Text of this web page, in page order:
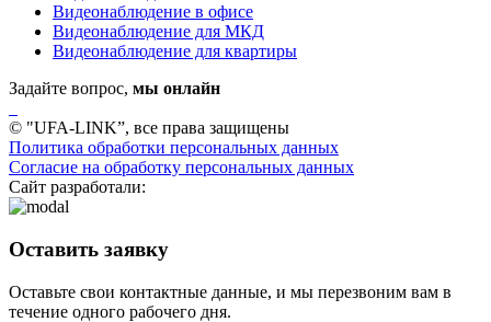
Видеонаблюдение в офисе
Видеонаблюдение для МКД
Видеонаблюдение для квартиры
Задайте вопрос, мы онлайн
© "UFA-LINK”, все права защищены
Политика обработки персональных данных
Согласие на обработку персональных данных
Сайт разработали:
Оставить заявку
Оставьте свои контактные данные, и мы перезвоним вам в
течение одного рабочего дня.